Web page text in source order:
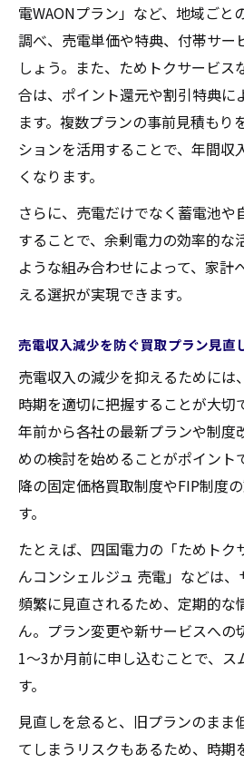
電WAONプラン」など、地域ごと
調べ、売電単価や特典、付帯サー
しょう。また、ためトクサービス
合は、ポイント還元や割引特典に
ます。複数プランの事前見積もり
ションを活用することで、年間収
くなります。
さらに、売電だけでなく蓄電池や
することで、余剰電力の効率的な
ような組み合わせによって、家計
える選択が実現できます。
売電収入減少を防ぐ買取プラン見直
売電収入の減少を抑えるためには
時期を適切に把握することが大切
年前から各社の最新プランや制度
めの検討を始めることがポイント
降の固定価格買取制度やFIP制度
す。
たとえば、四国電力の「ためトク
んコンシェルジュ 売電」などは
頻繁に見直されるため、定期的な
ん。プラン変更や新サービスへの
1～3か月前に申し込むことで、ス
す。
見直しを怠ると、旧プランのまま
てしまうリスクもあるため、時期